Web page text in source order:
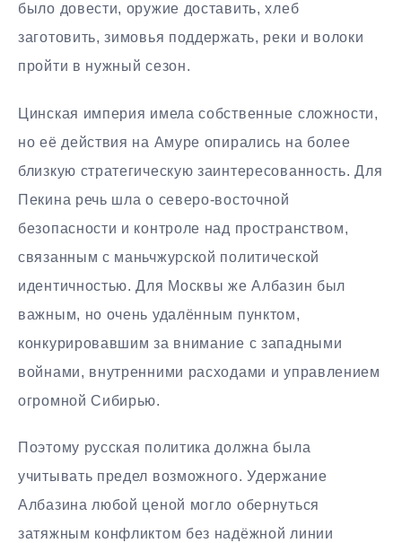
было довести, оружие доставить, хлеб
заготовить, зимовья поддержать, реки и волоки
пройти в нужный сезон.
Цинская империя имела собственные сложности,
но её действия на Амуре опирались на более
близкую стратегическую заинтересованность. Для
Пекина речь шла о северо-восточной
безопасности и контроле над пространством,
связанным с маньчжурской политической
идентичностью. Для Москвы же Албазин был
важным, но очень удалённым пунктом,
конкурировавшим за внимание с западными
войнами, внутренними расходами и управлением
огромной Сибирью.
Поэтому русская политика должна была
учитывать предел возможного. Удержание
Албазина любой ценой могло обернуться
затяжным конфликтом без надёжной линии